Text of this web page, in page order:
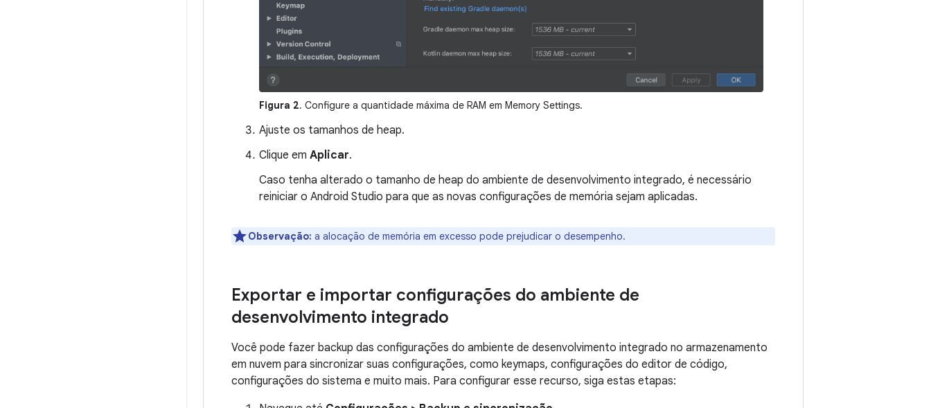
Figura 2. Configure a quantidade máxima de RAM em Memory Settings.
Ajuste os tamanhos de heap.
Clique em Aplicar.
Caso tenha alterado o tamanho de heap do ambiente de desenvolvimento integrado, é necessário
reiniciar o Android Studio para que as novas configurações de memória sejam aplicadas.
Observação: a alocação de memória em excesso pode prejudicar o desempenho.
Exportar e importar configurações do ambiente de
desenvolvimento integrado
Você pode fazer backup das configurações do ambiente de desenvolvimento integrado no armazenamento
em nuvem para sincronizar suas configurações, como keymaps, configurações do editor de código,
configurações do sistema e muito mais. Para configurar esse recurso, siga estas etapas: